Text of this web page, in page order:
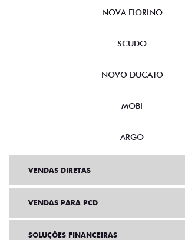
NOVA FIORINO
SCUDO
NOVO DUCATO
MOBI
ARGO
VENDAS DIRETAS
VENDAS PARA PCD
SOLUÇÕES FINANCEIRAS